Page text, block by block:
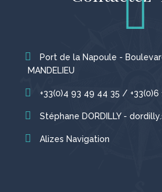
Port de la Napoule -
MANDELIEU
+33(0)4 93 49 44 35 / +33(0)6
Stéphane DORDILLY -
Alizes Navigation